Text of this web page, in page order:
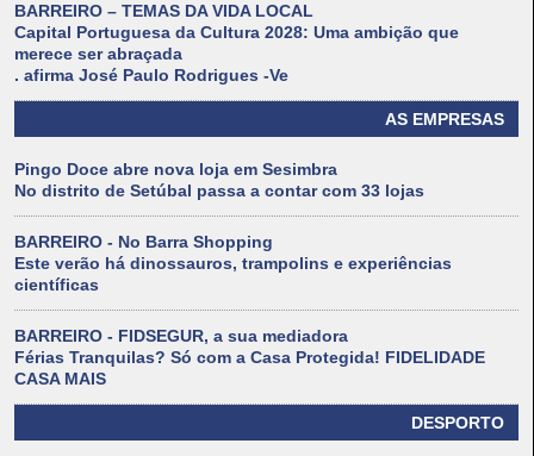
BARREIRO – TEMAS DA VIDA LOCAL
Capital Portuguesa da Cultura 2028: Uma ambição que
merece ser abraçada
. afirma José Paulo Rodrigues -Ve
AS EMPRESAS
Pingo Doce abre nova loja em Sesimbra
No distrito de Setúbal passa a contar com 33 lojas
BARREIRO - No Barra Shopping
Este verão há dinossauros, trampolins e experiências
científicas
BARREIRO - FIDSEGUR, a sua mediadora
Férias Tranquilas? Só com a Casa Protegida! FIDELIDADE
CASA MAIS
DESPORTO